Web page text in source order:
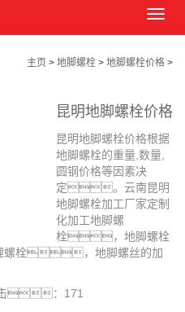
导
单
主页 > 地脚螺栓 > 地脚螺栓价格 >
昆明地脚螺栓价格
昆明地脚螺栓价格根据
地脚螺栓的重量,数量,
圆钢价格等因素决
定。云南昆明
地脚螺栓加工厂家定制
化加工地脚螺
栓，地脚螺栓
螺栓，地脚螺丝的加
：171